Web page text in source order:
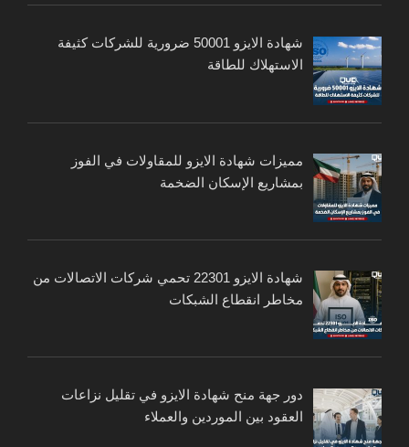
شهادة الايزو 50001 ضرورية للشركات كثيفة
الاستهلاك للطاقة
مميزات شهادة الايزو للمقاولات في الفوز
بمشاريع الإسكان الضخمة
شهادة الايزو 22301 تحمي شركات الاتصالات من
مخاطر انقطاع الشبكات
دور جهة منح شهادة الايزو في تقليل نزاعات
العقود بين الموردين والعملاء